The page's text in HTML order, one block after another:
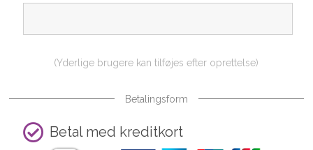
(Yderlige brugere kan tilføjes efter oprettelse)
Betalingsform
Betal med kreditkort